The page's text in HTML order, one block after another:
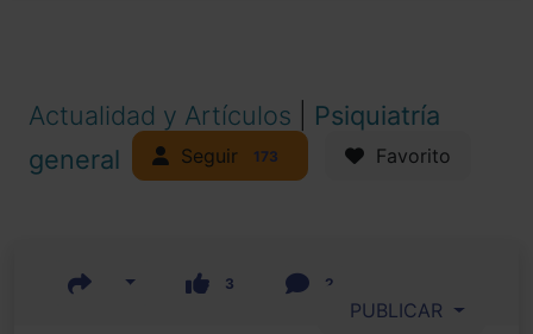
Actualidad y Artículos
Psiquiatría
general
Seguir 173 Favorito
3 2
PUBLICAR